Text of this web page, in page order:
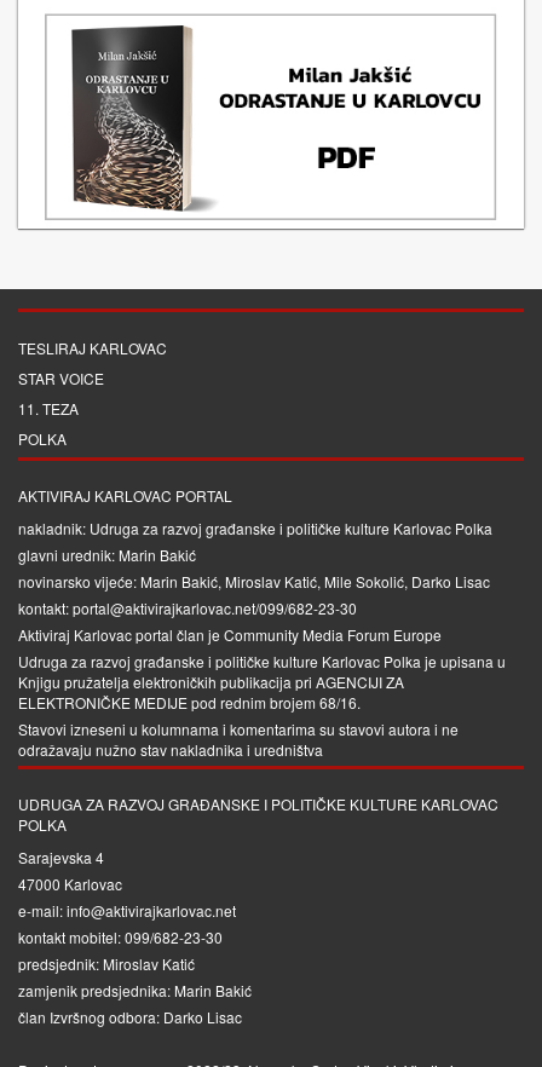
TESLIRAJ KARLOVAC
STAR VOICE
11. TEZA
POLKA
AKTIVIRAJ KARLOVAC PORTAL
nakladnik: Udruga za razvoj građanske i političke kulture Karlovac Polka
glavni urednik: Marin Bakić
novinarsko vijeće: Marin Bakić, Miroslav Katić, Mile Sokolić, Darko Lisac
kontakt: portal@aktivirajkarlovac.net/099/682-23-30
Aktiviraj Karlovac portal član je Community Media Forum Europe
Udruga za razvoj građanske i političke kulture Karlovac Polka je upisana u
Knjigu pružatelja elektroničkih publikacija pri AGENCIJI ZA
ELEKTRONIČKE MEDIJEpod rednim brojem 68/16.
Stavovi izneseni u kolumnama i komentarima su stavovi autora i ne
odražavaju nužno stav nakladnika i uredništva
UDRUGA ZA RAZVOJ GRAĐANSKE I POLITIČKE KULTURE KARLOVAC
POLKA
Sarajevska 4
47000 Karlovac
e-mail: info@aktivirajkarlovac.net
kontakt mobitel: 099/682-23-30
predsjednik: Miroslav Katić
zamjenik predsjednika: Marin Bakić
član Izvršnog odbora: Darko Lisac